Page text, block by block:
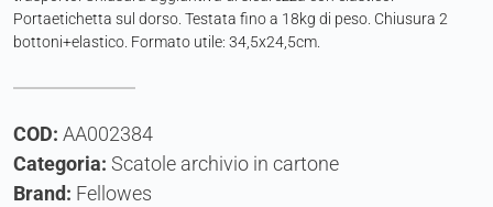
Portaetichetta sul dorso. Testata fino a 18kg di peso. Chiusura 2
bottoni+elastico. Formato utile: 34,5x24,5cm.
COD: AA002384
Categoria: Scatole archivio in cartone
Brand: Fellowes